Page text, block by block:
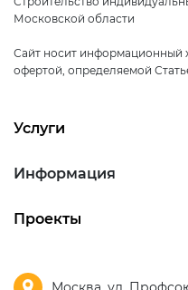
Московской области
Сайт носит информационный
офертой, определяемой
Услуги
Информация
Проекты